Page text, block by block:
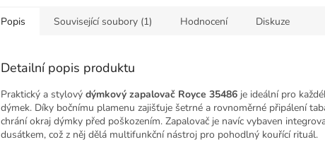
Popis Související soubory (1) Hodnocení Diskuze
Detailní popis produktu
Praktický a stylový dýmkový zapalovač Royce 35486 je ideální pro
dýmek. Díky bočnímu plamenu zajišťuje šetrné a rovnoměrné připálení
chrání okraj dýmky před poškozením. Zapalovač je navíc vybaven
dusátkem, což z něj dělá multifunkční nástroj pro pohodlný kouřící rituál.